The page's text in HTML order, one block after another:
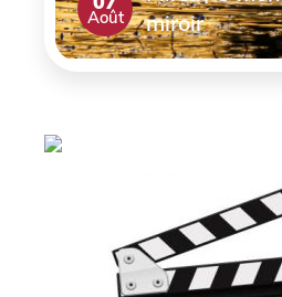
Août
miroir